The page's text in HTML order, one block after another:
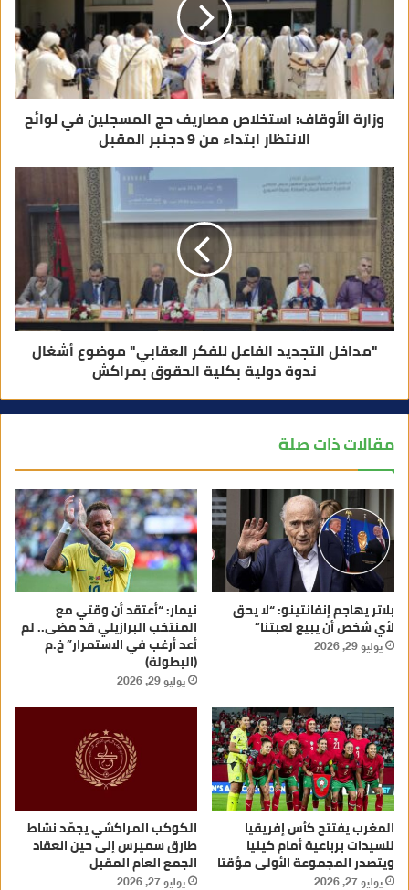
و
ن
ي
وزارة الأوقاف: استخلاص مصاريف حج المسجلين في لوائح
الانتظار ابتداء من 9 دجنبر المقبل
"مداخل التجديد الفاعل للفكر العقابي" موضوع أشغال
ندوة دولية بكلية الحقوق بمراكش
مقالات ذات صلة
بلاتر يهاجم إنفانتينو: “لا يحق
لأي شخص أن يبيع لعبتنا”
يوليو 29, 2026
نيمار: “أعتقد أن وقتي مع
المنتخب البرازيلي قد مضى.. لم
أعد أرغب في الاستمرار” خ.م
(البطولة)
يوليو 29, 2026
المغرب يفتتح كأس إفريقيا
للسيدات برباعية أمام كينيا
ويتصدر المجموعة الأولى مؤقتا
يوليو 27, 2026
الكوكب المراكشي يجمّد نشاط
طارق سميرس إلى حين انعقاد
الجمع العام المقبل
يوليو 27, 2026